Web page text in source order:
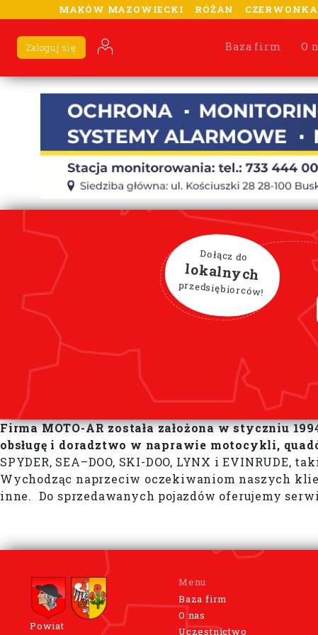
MAKÓW MAZOWIECKI RÓŻAN CZERWONKA
Baza firm O
Zaloguj się
Dołącz do
lokalnych
przedsiębiorców!
Firma MOTO-AR została założona w styczniu
obsługę i doradztwo w naprawie motocykli,
SPYDER, SEA–DOO, SKI-DOO, LYNX i
Wychodząc naprzeciw oczekiwaniom naszych
inne. Do sprzedawanych pojazdów oferujemy
Powiat
Menu
Baza firm
O nas
Uczestnictwo